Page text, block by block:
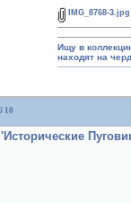
IMG_8768-3.jpg
Ищу в
находят на
10